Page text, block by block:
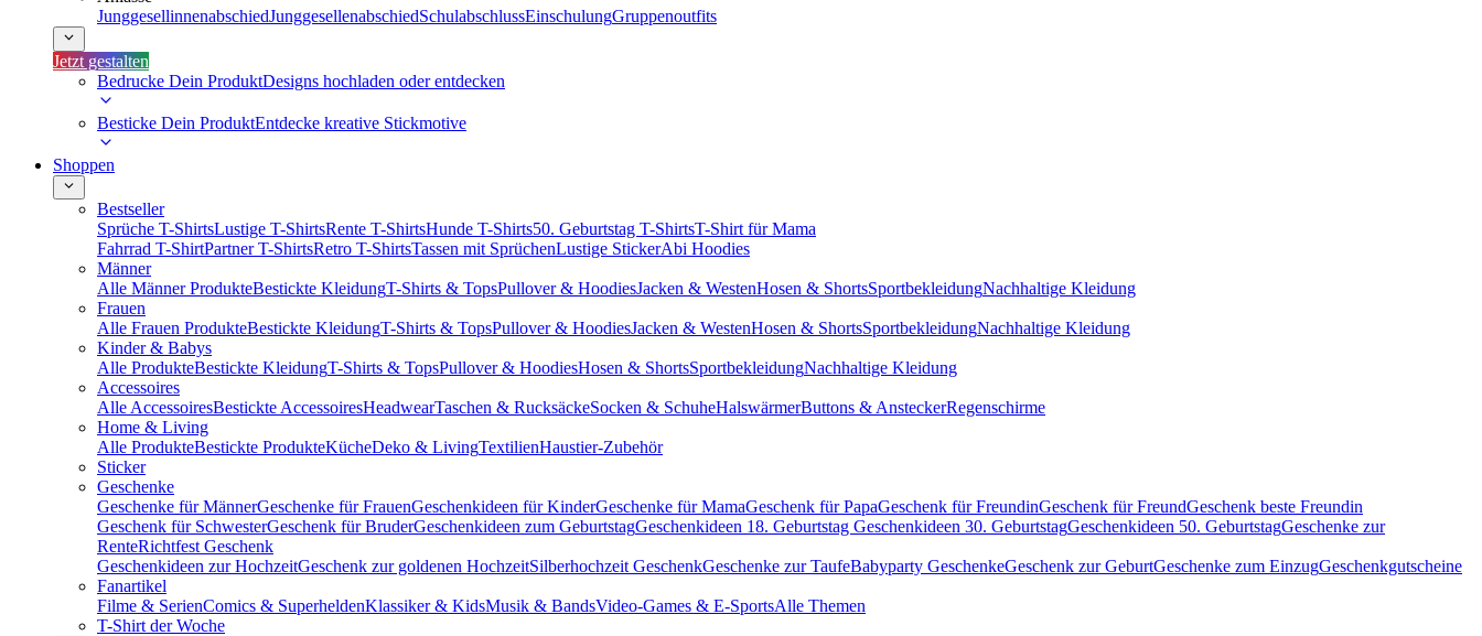
JunggesellinnenabschiedJunggesellenabschiedSchulabschlussEinschulungGruppenoutfits
Jetzt gestalten
Bedrucke Dein ProduktDesigns hochladen oder entdecken
Besticke Dein ProduktEntdecke kreative Stickmotive
Shoppen
Bestseller
Sprüche T-ShirtsLustige T-ShirtsRente T-ShirtsHunde T-Shirts50. Geburtstag T-ShirtsT-Shirt für Mama
Fahrrad T-ShirtPartner T-ShirtsRetro T-ShirtsTassen mit SprüchenLustige StickerAbi Hoodies
Männer
Alle Männer ProdukteBestickte KleidungT-Shirts & TopsPullover & HoodiesJacken & WestenHosen & ShortsSportbekleidungNachhaltige Kleidung
Frauen
Alle Frauen ProdukteBestickte KleidungT-Shirts & TopsPullover & HoodiesJacken & WestenHosen & ShortsSportbekleidungNachhaltige Kleidung
Kinder & Babys
Alle ProdukteBestickte KleidungT-Shirts & TopsPullover & HoodiesHosen & ShortsSportbekleidungNachhaltige Kleidung
Accessoires
Alle AccessoiresBestickte AccessoiresHeadwearTaschen & RucksäckeSocken & SchuheHalswärmerButtons & AnsteckerRegenschirme
Home & Living
Alle ProdukteBestickte ProdukteKücheDeko & LivingTextilienHaustier-Zubehör
Sticker
Geschenke
Geschenke für MännerGeschenke für FrauenGeschenkideen für KinderGeschenke für MamaGeschenk für PapaGeschenk für FreundinGeschenk für FreundGeschenk beste Freundin
Geschenk für SchwesterGeschenk für BruderGeschenkideen zum GeburtstagGeschenkideen 18. Geburtstag Geschenkideen 30. GeburtstagGeschenkideen 50. GeburtstagGeschenke zur
RenteRichtfest Geschenk
Geschenkideen zur HochzeitGeschenk zur goldenen HochzeitSilberhochzeit GeschenkGeschenke zur TaufeBabyparty GeschenkeGeschenk zur GeburtGeschenke zum EinzugGeschenkgutscheine
Fanartikel
Filme & SerienComics & SuperheldenKlassiker & KidsMusik & BandsVideo-Games & E-SportsAlle Themen
T-Shirt der Woche